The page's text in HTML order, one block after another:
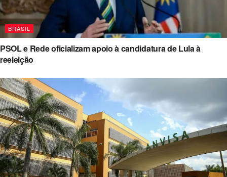
BRASIL
PSOL e Rede oficializam apoio à candidatura de Lula à
reeleição